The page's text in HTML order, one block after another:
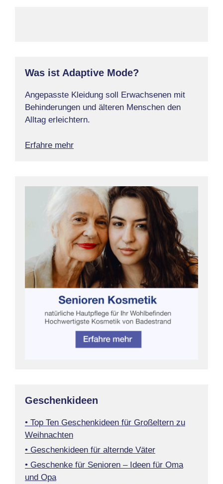
Was ist Adaptive Mode?
Angepasste Kleidung soll Erwachsenen mit
Behinderungen und älteren Menschen den
Alltag erleichtern.
Erfahre mehr
Geschenkideen
• Top Ten Geschenkideen für Großeltern zu
Weihnachten
• Geschenkideen für alternde Väter
• Geschenke für Senioren – Ideen für Oma
und Opa